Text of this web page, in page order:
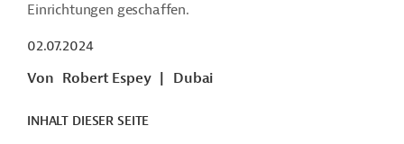
Einrichtungen geschaffen.
02.07.2024
Von Robert Espey Dubai
INHALT DIESER SEITE